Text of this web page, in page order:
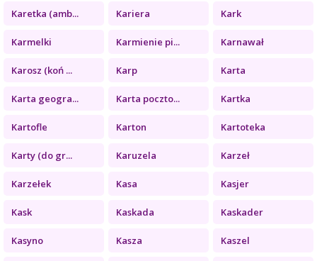
Karetka (amb... Kariera Kark
Karmelki Karmienie pi... Karnawał
Karosz (koń ... Karp Karta
Karta geogra... Karta poczto... Kartka
Kartofle Karton Kartoteka
Karty (do gr... Karuzela Karzeł
Karzełek Kasa Kasjer
Kask Kaskada Kaskader
Kasyno Kasza Kaszel